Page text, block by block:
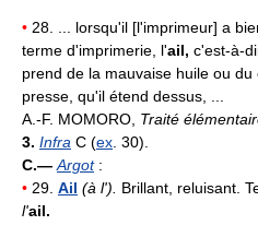
• 28. ... lorsqu'il [l'imprimeur] a
terme d'imprimerie, l'ail, c'est-à-
prend de la mauvaise huile ou
presse, qu'il étend dessus, ...
A.-F. MOMORO, Traité
3. Infra C (ex . 30).
C.— Argot:
• 29. Ail (à l'). Brillant, reluisant.
l'ail.